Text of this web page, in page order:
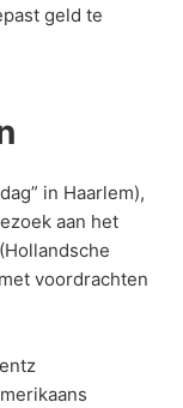
geld te
in Haarlem),
aan het
voordrachten